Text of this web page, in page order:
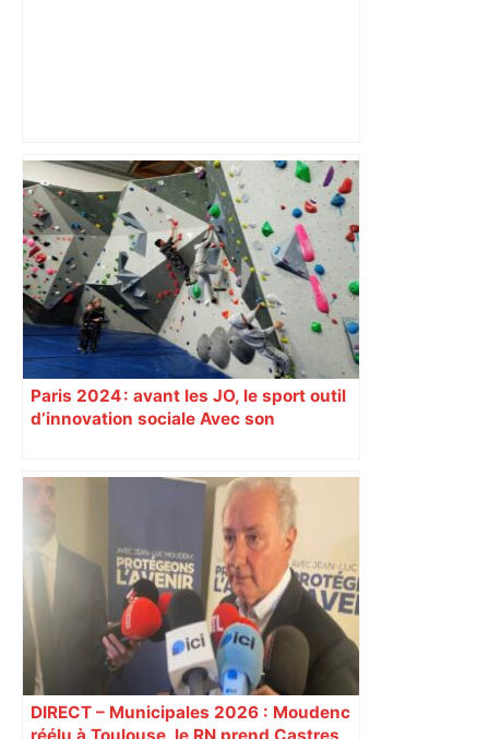
Météo. Des records de chaleur bientôt
battus à Toulouse ? Un prévisionniste
répond – Actu.fr
Paris 2024 : avant les JO, le sport outil
d’innovation sociale Avec son
soutient depuis deux ans des
centaines de projets à vocation sociale.
Exemple à Toulouse et à Tarbes, avec
l’escalade qui espère dépasser le mur
d’indifférence des quartiers populaires.
Reportage
DIRECT – Municipales 2026 : Moudenc